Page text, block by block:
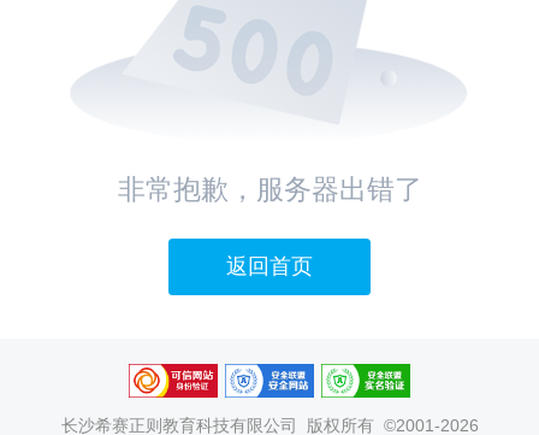
非常抱歉，服务器出错了
返回首页
长沙希赛正则教育科技有限公司
版权所有 ©2001-2026